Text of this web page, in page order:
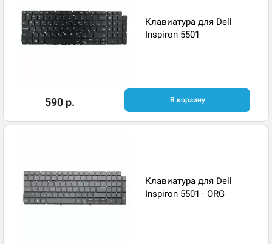
Клавиатура для Dell
Inspiron 5501
590 р. В корзину
Клавиатура для Dell
Inspiron 5501 - ORG